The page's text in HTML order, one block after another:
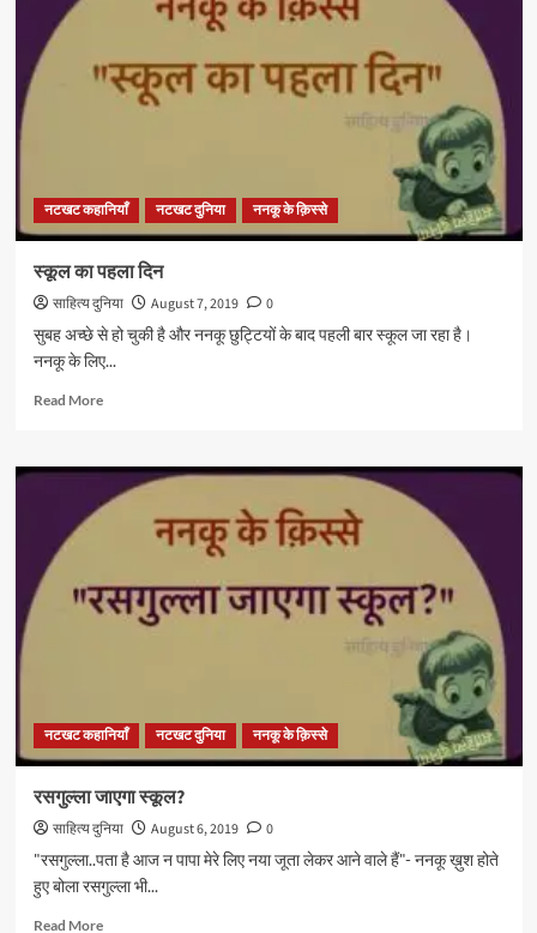
नटखट कहानियाँ नटखट दुनिया ननकू के क़िस्से
स्कूल का पहला दिन
साहित्य दुनिया August 7, 2019
0
सुबह अच्छे से हो चुकी है और ननकू छुट्टियों के बाद पहली बार स्कूल जा रहा है।
ननकू के लिए...
Read MoreRead
स्कूल
पहला
नटखट कहानियाँ नटखट दुनिया ननकू के क़िस्से
रसगुल्ला जाएगा स्कूल?
साहित्य दुनिया August 6, 2019
0
"रसगुल्ला..पता है आज न पापा मेरे लिए नया जूता लेकर आने वाले हैं"- ननकू ख़ुश होते
हुए बोला रसगुल्ला भी...
Read MoreRead